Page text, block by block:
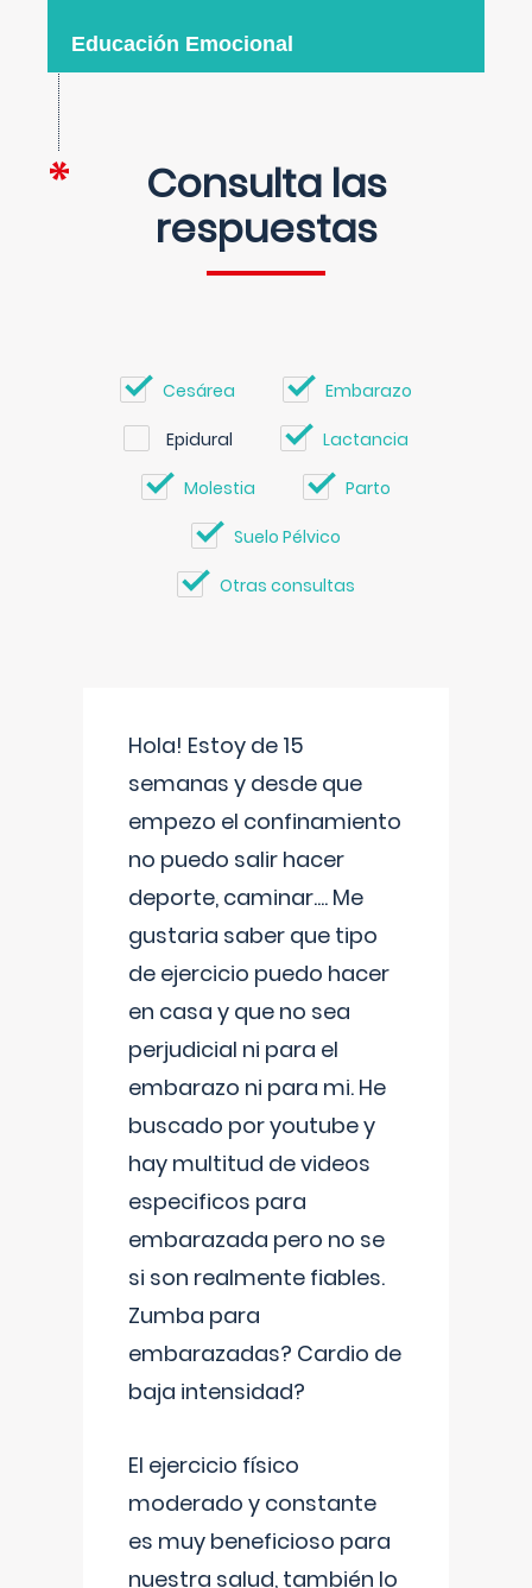
Educación Emocional
Consulta las
respuestas
Cesárea Embarazo
Epidural Lactancia
Molestia Parto
Suelo Pélvico
Otras consultas
Hola! Estoy de 15
semanas y desde que
empezo el confinamiento
no puedo salir hacer
deporte, caminar.... Me
gustaria saber que tipo
de ejercicio puedo hacer
en casa y que no sea
perjudicial ni para el
embarazo ni para mi. He
buscado por youtube y
hay multitud de videos
especificos para
embarazada pero no se
si son realmente fiables.
Zumba para
embarazadas? Cardio de
baja intensidad?
El ejercicio físico
moderado y constante
es muy beneficioso para
nuestra salud, también lo